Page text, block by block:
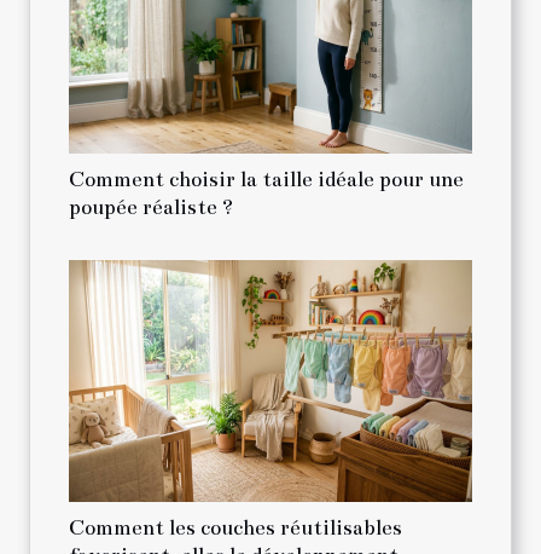
Comment choisir la taille idéale pour une
poupée réaliste ?
Comment les couches réutilisables